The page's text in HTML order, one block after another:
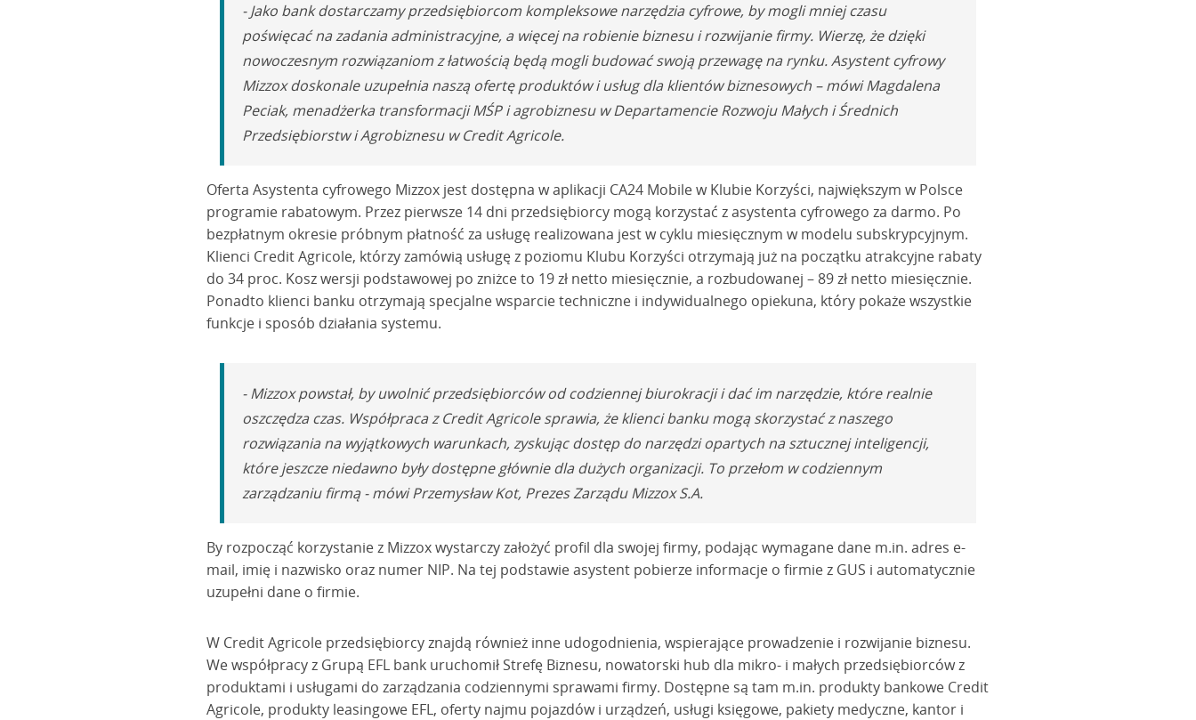
- Jako bank dostarczamy przedsiębiorcom kompleksowe narzędzia cyfrowe, by mogli mniej czasu
poświęcać na zadania administracyjne, a więcej na robienie biznesu i rozwijanie firmy. Wierzę, że dzięki
nowoczesnym rozwiązaniom z łatwością będą mogli budować swoją przewagę na rynku. Asystent cyfrowy
Mizzox doskonale uzupełnia naszą ofertę produktów i usług dla klientów biznesowych – mówi Magdalena
Peciak, menadżerka transformacji MŚP i agrobiznesu w Departamencie Rozwoju Małych i Średnich
Przedsiębiorstw i Agrobiznesu w Credit Agricole.
Oferta Asystenta cyfrowego Mizzox jest dostępna w aplikacji CA24 Mobile w Klubie Korzyści, największym w Polsce
programie rabatowym. Przez pierwsze 14 dni przedsiębiorcy mogą korzystać z asystenta cyfrowego za darmo. Po
bezpłatnym okresie próbnym płatność za usługę realizowana jest w cyklu miesięcznym w modelu subskrypcyjnym.
Klienci Credit Agricole, którzy zamówią usługę z poziomu Klubu Korzyści otrzymają już na początku atrakcyjne rabaty
do 34 proc. Kosz wersji podstawowej po zniżce to 19 zł netto miesięcznie, a rozbudowanej – 89 zł netto miesięcznie.
Ponadto klienci banku otrzymają specjalne wsparcie techniczne i indywidualnego opiekuna, który pokaże wszystkie
funkcje i sposób działania systemu.
- Mizzox powstał, by uwolnić przedsiębiorców od codziennej biurokracji i dać im narzędzie, które realnie
oszczędza czas. Współpraca z Credit Agricole sprawia, że klienci banku mogą skorzystać z naszego
rozwiązania na wyjątkowych warunkach, zyskując dostęp do narzędzi opartych na sztucznej inteligencji,
które jeszcze niedawno były dostępne głównie dla dużych organizacji. To przełom w codziennym
zarządzaniu firmą - mówi Przemysław Kot, Prezes Zarządu Mizzox S.A.
By rozpocząć korzystanie z Mizzox wystarczy założyć profil dla swojej firmy, podając wymagane dane m.in. adres e-
mail, imię i nazwisko oraz numer NIP. Na tej podstawie asystent pobierze informacje o firmie z GUS i automatycznie
uzupełni dane o firmie.
W Credit Agricole przedsiębiorcy znajdą również inne udogodnienia, wspierające prowadzenie i rozwijanie biznesu.
We współpracy z Grupą EFL bank uruchomił Strefę Biznesu, nowatorski hub dla mikro- i małych przedsiębiorców z
produktami i usługami do zarządzania codziennymi sprawami firmy. Dostępne są tam m.in. produkty bankowe Credit
Agricole, produkty leasingowe EFL, oferty najmu pojazdów i urządzeń, usługi księgowe, pakiety medyczne, kantor i